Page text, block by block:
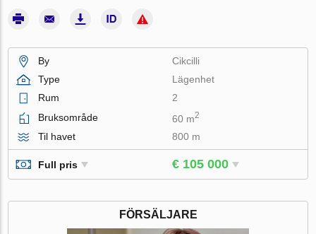
By
Cikcilli
Type
Lägenhet
Rum
2
Bruksområde
60 m2
Til havet 800 m
Full pris € 105 000
FÖRSÄLJARE